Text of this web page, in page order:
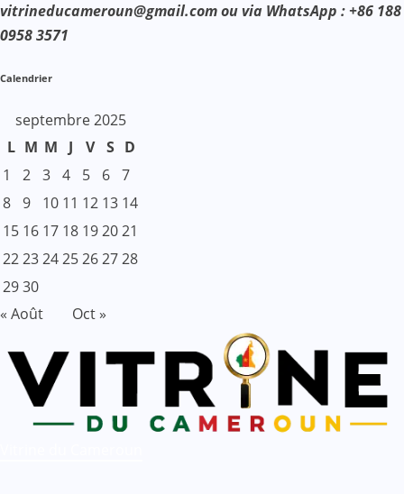
vitrineducameroun@gmail.com ou via WhatsApp : +86 188
0958 3571
Calendrier
septembre 2025
L M M J V S D
1
2 3 4 5 6 7
8 9 10 11 12 13 14
15 16 17 18 192021
22232425262728
2930
« Août
Oct »